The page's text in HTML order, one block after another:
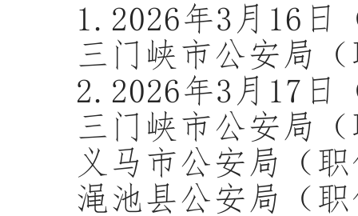
1.2026年3 月 16 日
三门峡市公安局
2.2026年3 月 17 日
三门峡市公安局
义马市公安局（
渑池县公安局（